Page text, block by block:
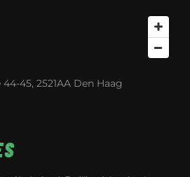
45, 2521AA Den Haag